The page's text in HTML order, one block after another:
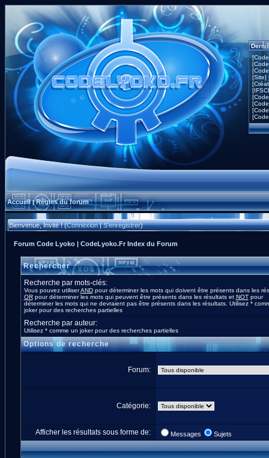
[Site]
Accueil|Règles du forum
Bienvenue, Invité ! (Connexion|S'enregistrer)
Forum Code Lyoko | CodeLyoko.Fr Index du Forum
Rechercher
Recherche par mots-clés:
Vous pouvez utiliserANDpour déterminer les mots qui doivent être présents dans les
ORpour déterminer les mots qui peuvent être présents dans les résultats et NOTpour
déterminer les mots qui ne devraient pas être présents dans les résultats. Utilisez *
joker pour des recherches partielles
Recherche par auteur:
Utilisez * comme un joker pour des recherches partielles
Options de recherche
Forum:
Catégorie:
Afficher les résultats sous forme de: Messages Sujets